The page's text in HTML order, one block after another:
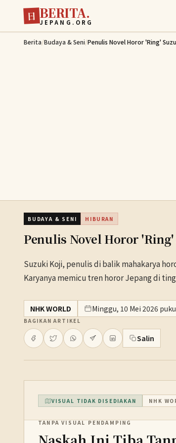
Lewati ke konten utama
日 BERITA.
JEPANG.ORG
Berita/Budaya & Seni/Penulis Novel Horor 'Ring'
BUDAYA & SENI HIBURAN
Penulis Novel Horor
Suzuki Koji, penulis di balik mahakarya
Karyanya memicu tren horor Jepang di
NHK WORLD Minggu, 10 Mei 2026
BAGIKAN ARTIKEL
Salin
VISUAL TIDAK DISEDIAKAN NHK
TANPA VISUAL PENDAMPING